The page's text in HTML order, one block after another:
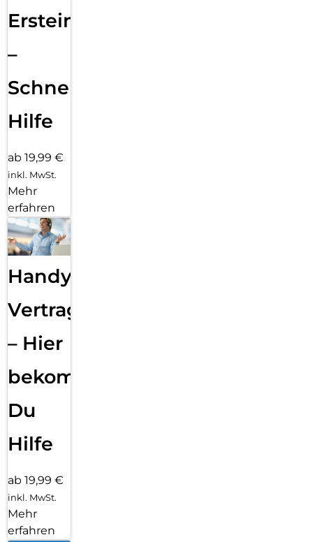
Ersteinrichtung
–
Schnelle
Hilfe
ab 19,99 €
inkl. MwSt.
Mehr
erfahren
Handy
Vertragsabwicklung
– Hier
bekommst
Du
Hilfe
ab 19,99 €
inkl. MwSt.
Mehr
erfahren